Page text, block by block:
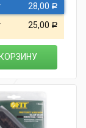
28,00 Р
25,00 Р